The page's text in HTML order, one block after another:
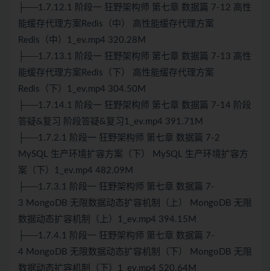
├──1.7.12.1 阶段一 狂野架构师 第七章 数据篇 7-12 高性
能缓存代理方案 Redis （中） 高性能缓存代理方案
Redis（中）1_ev.mp4 320.28M
├──1.7.13.1 阶段一 狂野架构师 第七章 数据篇 7-13 高性
能缓存代理方案Redis（下） 高性能缓存代理方案
Redis（下）1_ev.mp4 304.50M
├──1.7.14.1 阶段一 狂野架构师 第七章 数据篇 7-14 阶段
答疑&复习 阶段答疑&复习1_ev.mp4 391.71M
├──1.7.2.1 阶段一 狂野架构师 第七章 数据篇 7-2
MySQL 生产环境扩容方案（下） MySQL 生产环境扩容方
案（下）1_ev.mp4 482.09M
├──1.7.3.1 阶段一 狂野架构师 第七章 数据篇 7-
3 MongoDB 无限数据动态扩容机制（上） MongoDB 无限
数据动态扩容机制（上）1_ev.mp4 394.15M
├──1.7.4.1 阶段一 狂野架构师 第七章 数据篇 7-
4 MongoDB 无限数据动态扩容机制（下） MongoDB 无限
数据动态扩容机制（下）1_ev.mp4 520.64M